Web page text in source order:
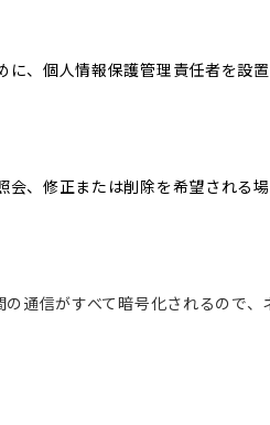
、個人情報保護管理責任者を
、修正または削除を希望され
通信がすべて暗号化されるので